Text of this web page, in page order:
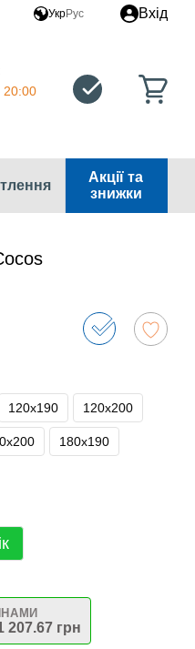
УкрРус Вхід
20:00
Акції та
знижки
120х190 120х200
180х190
207.67 грн